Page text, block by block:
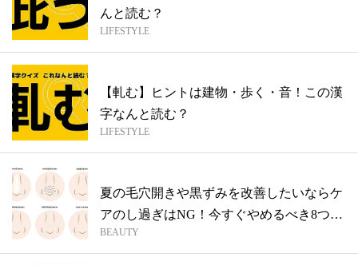
んと読む？
LIFESTYLE
【軋む】ヒントは建物・歩く・音！この漢
字なんと読む？
LIFESTYLE
夏の毛穴開きや黒ずみを改善したいならケ
アのし過ぎはNG！今すぐやめるべき8つの
毛...
BEAUTY